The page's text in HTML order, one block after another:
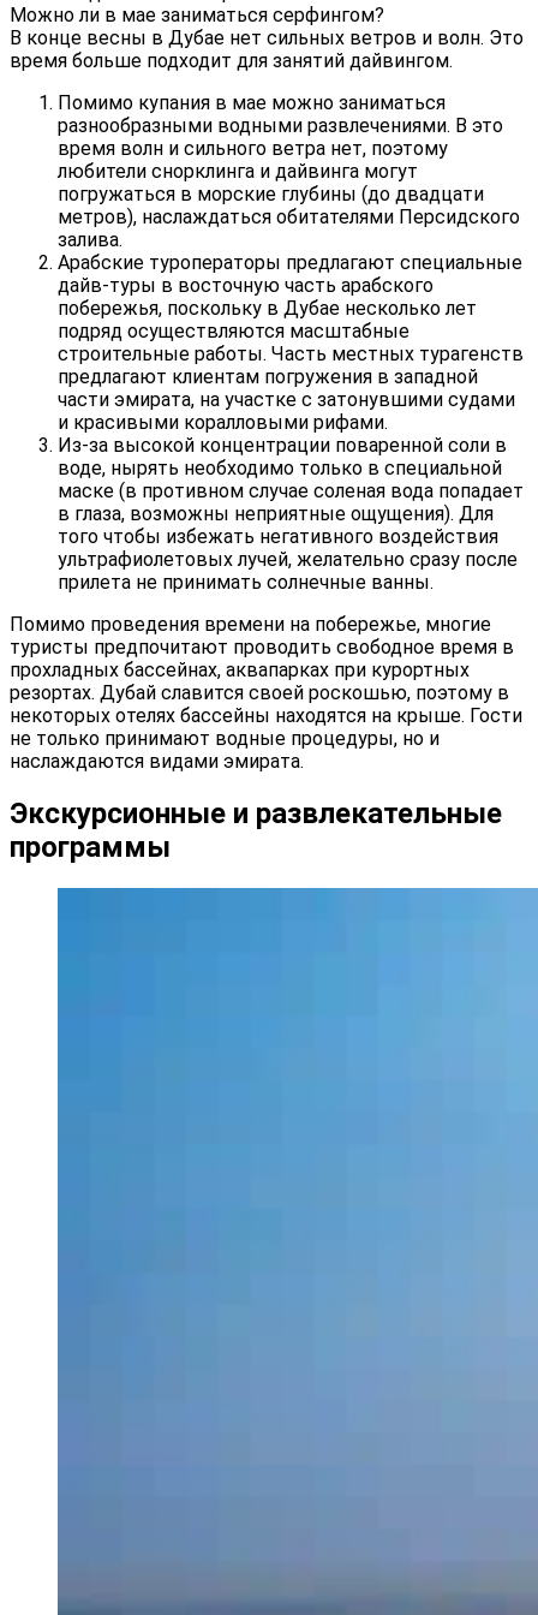
Можно ли в мае заниматься серфингом?
В конце весны в Дубае нет сильных ветров и волн. Это
время больше подходит для занятий дайвингом.
Помимо купания в мае можно заниматься
разнообразными водными развлечениями. В это
время волн и сильного ветра нет, поэтому
любители снорклинга и дайвинга могут
погружаться в морские глубины (до двадцати
метров), наслаждаться обитателями Персидского
залива.
Арабские туроператоры предлагают специальные
дайв-туры в восточную часть арабского
побережья, поскольку в Дубае несколько лет
подряд осуществляются масштабные
строительные работы. Часть местных турагенств
предлагают клиентам погружения в западной
части эмирата, на участке с затонувшими судами
и красивыми коралловыми рифами.
Из-за высокой концентрации поваренной соли в
воде, нырять необходимо только в специальной
маске (в противном случае соленая вода попадает
в глаза, возможны неприятные ощущения). Для
того чтобы избежать негативного воздействия
ультрафиолетовых лучей, желательно сразу после
прилета не принимать солнечные ванны.
Помимо проведения времени на побережье, многие
туристы предпочитают проводить свободное время в
прохладных бассейнах, аквапарках при курортных
резортах. Дубай славится своей роскошью, поэтому в
некоторых отелях бассейны находятся на крыше. Гости
не только принимают водные процедуры, но и
наслаждаются видами эмирата.
Экскурсионные и развлекательные
программы